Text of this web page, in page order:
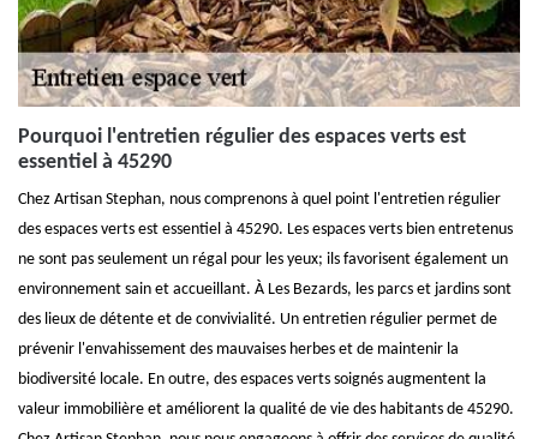
Pourquoi l'entretien régulier des espaces verts est
essentiel à 45290
Chez Artisan Stephan, nous comprenons à quel point l'entretien régulier
des espaces verts est essentiel à 45290. Les espaces verts bien entretenus
ne sont pas seulement un régal pour les yeux; ils favorisent également un
environnement sain et accueillant. À Les Bezards, les parcs et jardins sont
des lieux de détente et de convivialité. Un entretien régulier permet de
prévenir l'envahissement des mauvaises herbes et de maintenir la
biodiversité locale. En outre, des espaces verts soignés augmentent la
valeur immobilière et améliorent la qualité de vie des habitants de 45290.